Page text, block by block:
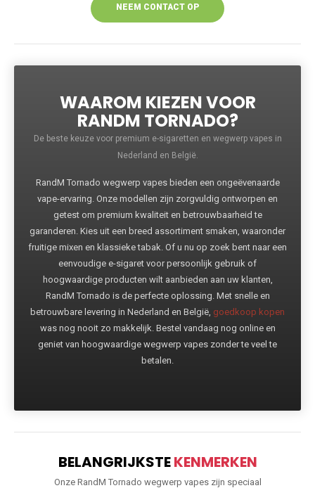
NEEM CONTACT OP
WAAROM KIEZEN VOOR
RANDM TORNADO?
De beste keuze voor premium e-sigaretten en wegwerp vapes in
Nederland en België.
RandM Tornado wegwerp vapes bieden een ongeëvenaarde
vape-ervaring. Onze modellen zijn zorgvuldig ontworpen en
getest om premium kwaliteit en betrouwbaarheid te
garanderen. Kies uit een breed assortiment smaken, waaronder
fruitige mixen en klassieke tabak. Of u nu op zoek bent naar een
eenvoudige e-sigaret voor persoonlijk gebruik of
hoogwaardige producten wilt aanbieden aan uw klanten,
RandM Tornado is de perfecte oplossing. Met snelle en
betrouwbare levering in Nederland en België, goedkoop kopen
was nog nooit zo makkelijk. Bestel vandaag nog online en
geniet van hoogwaardige wegwerp vapes zonder te veel te
betalen.
BELANGRIJKSTEKENMERKEN
Onze RandM Tornado wegwerp vapes zijn speciaal